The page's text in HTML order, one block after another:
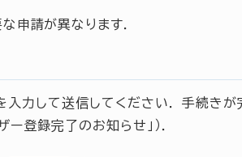
申請が異なります．
入力して送信してください． 手続きが
登録完了のお知らせ」）．